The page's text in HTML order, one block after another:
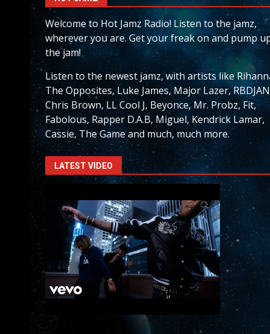
Welcome to Hot Jamz Radio! Listen to the jamz,
wherever you are. Get your freak on and pump
the jam!
Listen to the newest jamz, with artists like
The Opposites, Luke James, Major Lazer,
Chris Brown, LL Cool J, Beyonce, Mr. Probz, Fit,
Fabolous, Rapper D.A.B, Miguel, Kendrick Lamar,
Cassie, The Game and much, much more.
LATEST VIDEO